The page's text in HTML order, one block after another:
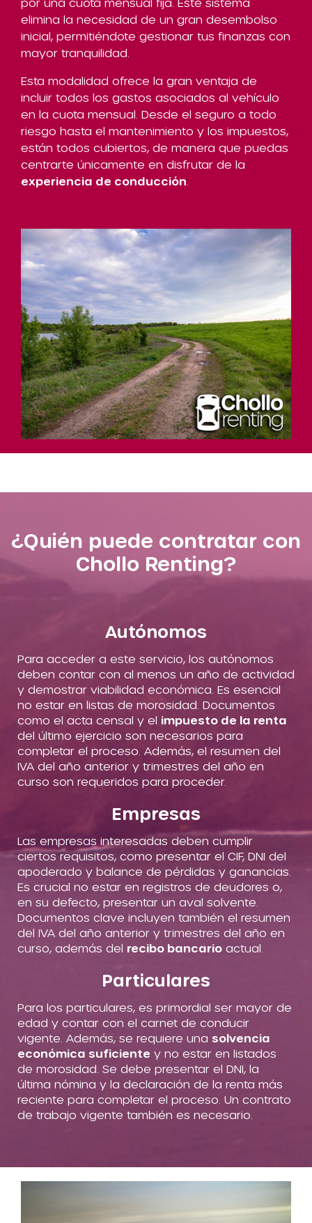
elimina la necesidad de un gran desembolso
inicial, permitiéndote gestionar tus finanzas con
mayor tranquilidad.
Esta modalidad ofrece la gran ventaja de
incluir todos los gastos asociados al vehículo
en la cuota mensual. Desde el seguro a todo
riesgo hasta el mantenimiento y los impuestos,
están todos cubiertos, de manera que puedas
centrarte únicamente en disfrutar de la
experiencia de conducción
¿Quién puede contratar con
Chollo Renting?
Autónomos
Para acceder a este servicio, los autónomos
deben contar con al menos un año de actividad
y demostrar viabilidad económica. Es esencial
no estar en listas de morosidad. Documentos
como el acta censal y el impuesto de la renta
del último ejercicio son necesarios para
completar el proceso. Además, el resumen del
IVA del año anterior y trimestres del año en
curso son requeridos para proceder.
Empresas
Las empresas interesadas deben cumplir
ciertos requisitos, como presentar el CIF, DNI del
apoderado y balance de pérdidas y ganancias.
Es crucial no estar en registros de deudores o,
en su defecto, presentar un aval solvente.
Documentos clave incluyen también el resumen
del IVA del año anterior y trimestres del año en
curso, además del recibo bancario actual.
Particulares
Para los particulares, es primordial ser mayor de
edad y contar con el carnet de conducir
vigente. Además, se requiere una solvencia
económica suficiente y no estar en listados
de morosidad. Se debe presentar el DNI, la
última nómina y la declaración de la renta más
reciente para completar el proceso. Un contrato
de trabajo vigente también es necesario.